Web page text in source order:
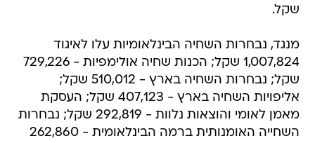
שקל.
מנגד, נבחרות השחיה הבינלאומיות עלו לאיגוד
1,007,824 שקל; הכנות שחיה אולימפיות - 729,226
שקל; נבחרות השחיה בארץ - 510,012 שקל;
אליפויות השחיה בארץ - 407,123 שקל; העסקת
מאמן לאומי והוצאות נלוות - 292,819 שקל; נבחרות
השחייה האומנותית ברמה הבינלאומית - 262,860